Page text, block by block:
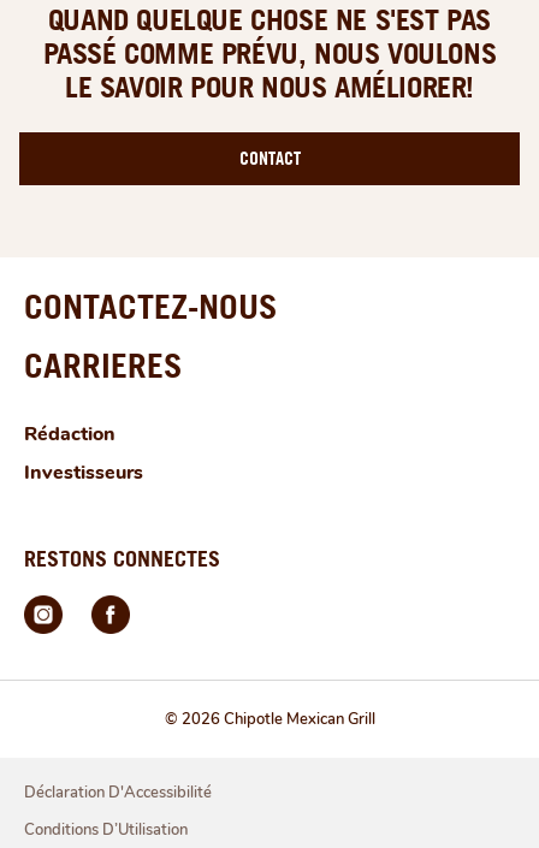
QUAND QUELQUE CHOSE NE S'EST PAS
PASSÉ COMME PRÉVU, NOUS VOULONS
LE SAVOIR POUR NOUS AMÉLIORER!
CONTACT
CONTACTEZ-NOUS
CARRIERES
Rédaction
Investisseurs
RESTONS CONNECTES
© 2026 Chipotle Mexican Grill
Déclaration D'Accessibilité
Conditions D’Utilisation